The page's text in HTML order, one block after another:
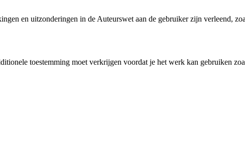
en uitzonderingen in de Auteurswet aan de gebruiker zijn verleend,
toestemming moet verkrijgen voordat je het werk kan gebruiken